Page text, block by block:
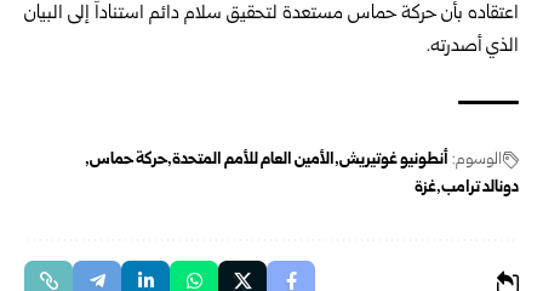
اعتقاده بأن حركة حماس مستعدة لتحقيق سلام دائم استناداً إلى البيان
الذي أصدرته.
الوسوم: أنطونيو غوتيريش الأمين العام للأمم المتحدة حركة حماس
دونالد ترامب غزة